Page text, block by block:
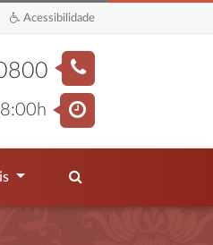
Acessibilidade